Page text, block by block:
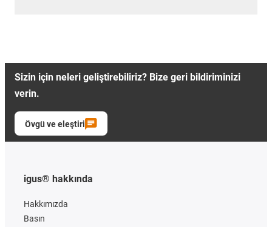
Sizin için neleri geliştirebiliriz? Bize geri bildiriminizi
verin.
Övgü ve eleştiri
igus® hakkında
Hakkımızda
Basın